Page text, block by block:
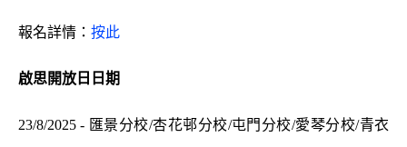
報名詳情： 按此
啟思開放日日期
23/8/2025 - 匯景分校/杏花邨分校/屯門分校/愛琴分校/青衣